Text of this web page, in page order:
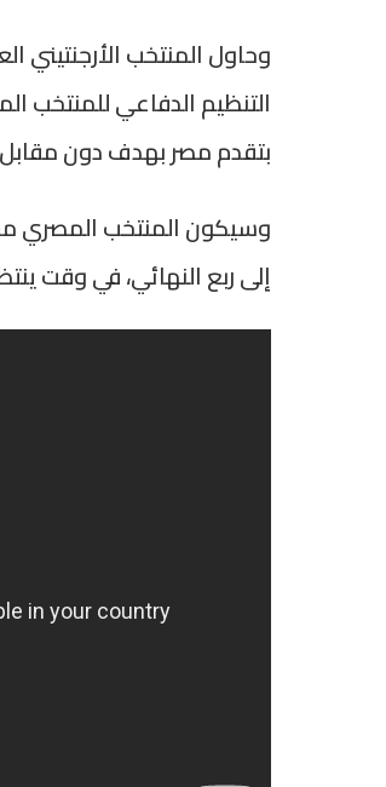
وحاول المنتخب الأرجنتيني
التنظيم الدفاعي للمنتخب
بتقدم مصر بهدف دون
وسيكون المنتخب المصري
إلى ربع النهائي، في وقت